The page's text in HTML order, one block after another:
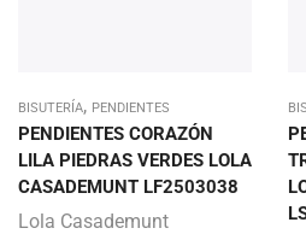
BISUTERÍA, PENDIENTES
PENDIENTES CORAZÓN
LILA PIEDRAS VERDES LOLA
CASADEMUNT LF2503038
Lola Casademunt